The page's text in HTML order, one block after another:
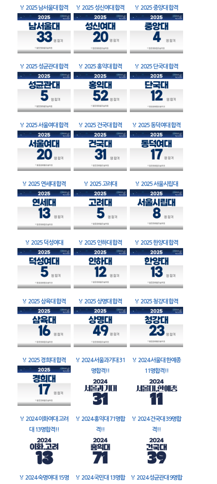
🏅 2025 남서울대 합격 🏅 2025 성신여대 합격 🏅 2025 중앙대 합격
🏅 2025 성균관대 합격 🏅 2025 홍익대 합격 🏅 2025 단국대 합격
🏅 2025 서울여대 합격 🏅 2025 건국대 합격 🏅 2025 동덕여대 합격
🏅 2025 연세대 합격 🏅 2025 고려대 🏅 2025 서울시립대
🏅 2025 덕성여대 🏅 2025 인하대 합격 🏅 2025 한양대 합격
🏅 2025 삼육대 합격 🏅 2025 상명대 합격 🏅 2025 청강대 합격
🏅 2025 경희대 합격 🏅 2024 서울과기대 31
명합격!!
🏅 2024 서울대 한예종
11명합격!!
🏅 2024 이화여대 고려
대 13명합격!!
🏅 2024 홍익대 71명합
격!!
🏅 2024 건국대 39명합
격!!
🏅 2024 숙명여대 15명
🏅 2024 국민대 13명합
🏅 2024 성균관대 9명합